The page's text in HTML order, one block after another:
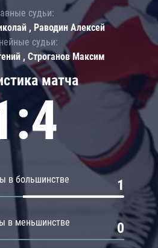
матча
в большинстве 1
в меньшинстве 0
судьи:
, Раводин Алексей
судьи:
, Строганов Максим